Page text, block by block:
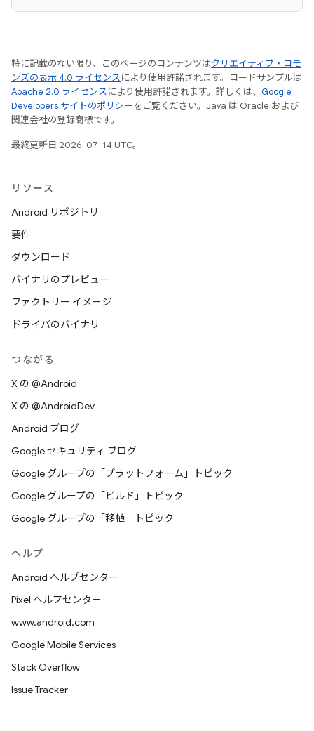
特に記載のない限り、このページのコンテンツはクリエイティブ・コモ
ンズの表示 4.0 ライセンスにより使用許諾されます。コードサンプルは
Apache 2.0 ライセンスにより使用許諾されます。詳しくは、 Google
Developers サイトのポリシーをご覧ください。Java は Oracle および
関連会社の登録商標です。
最終更新日 2026-07-14 UTC。
リソース
Android リポジトリ
要件
ダウンロード
バイナリのプレビュー
ファクトリー イメージ
ドライバのバイナリ
つながる
X の @Android
X の @AndroidDev
Android ブログ
Google セキュリティ ブログ
Google グループの「プラットフォーム」トピック
Google グループの「ビルド」トピック
Google グループの「移植」トピック
ヘルプ
Android ヘルプセンター
Pixel ヘルプセンター
www.android.com
Google Mobile Services
Stack Overflow
Issue Tracker